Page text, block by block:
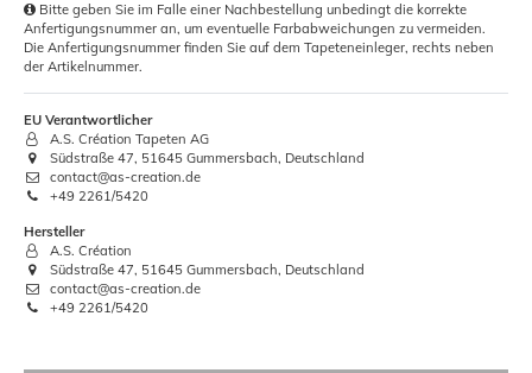
Bitte geben Sie im Falle einer Nachbestellung unbedingt die korrekte
Anfertigungsnummer an, um eventuelle Farbabweichungen zu vermeiden.
Die Anfertigungsnummer finden Sie auf dem Tapeteneinleger, rechts neben
der Artikelnummer.
EU Verantwortlicher
A.S. Création Tapeten AG
Südstraße 47, 51645 Gummersbach, Deutschland
contact@as-creation.de
+49 2261/5420
Hersteller
A.S. Création
Südstraße 47, 51645 Gummersbach, Deutschland
contact@as-creation.de
+49 2261/5420